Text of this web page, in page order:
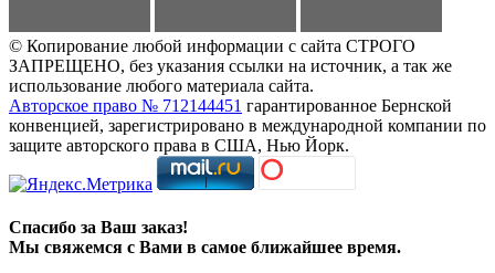
© Копирование любой информации с сайта СТРОГО
ЗАПРЕЩЕНО, без указания ссылки на источник, а так же
использование любого материала сайта.
Авторское право № 712144451 гарантированное Бернской
конвенцией, зарегистрировано в международной компании по
защите авторского права в США, Нью Йорк.
Спасибо за Ваш заказ!
Мы свяжемся с Вами в самое ближайшее время.